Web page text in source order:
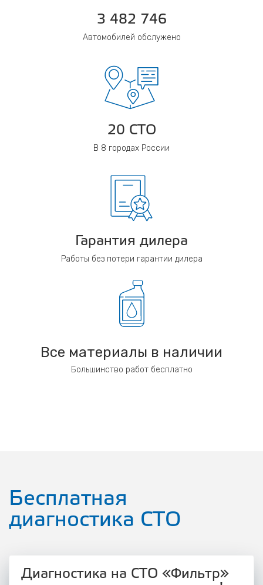
3 482 746
Автомобилей обслужено
20 СТО
В 8 городах России
Гарантия дилера
Работы без потери гарантии дилера
Все материалы в наличии
Большинство работ бесплатно
Бесплатная
диагностика СТО
Диагностика на СТО «Фильтр»